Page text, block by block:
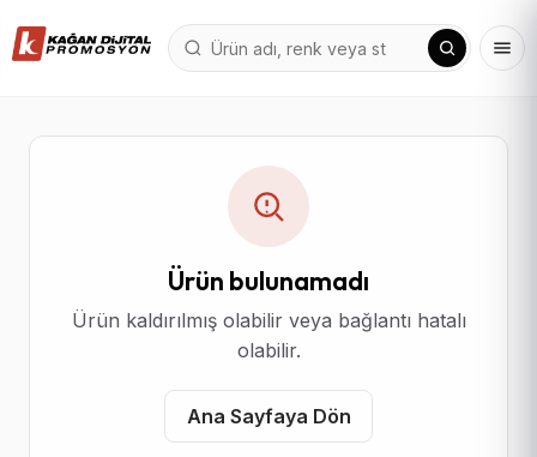
Ürün bulunamadı
Ürün kaldırılmış olabilir veya bağlantı hatalı
olabilir.
Ana Sayfaya Dön